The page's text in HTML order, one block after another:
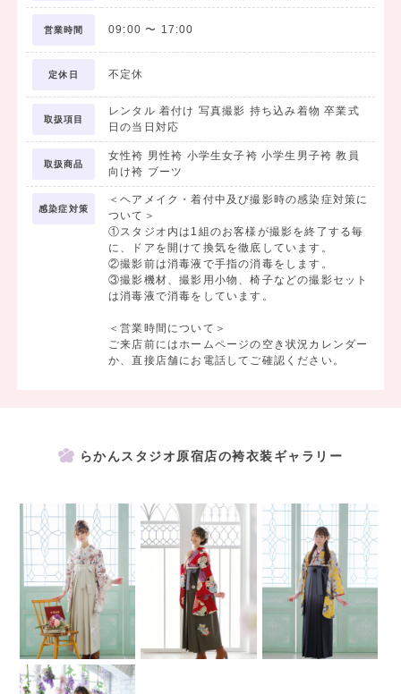
・全日OK！ヘアセット体験（要予約）
■成約特典
※有効期限：2026年8月31日まで
※対象：商品合計30,000円（税込33,000円）以上のご注文より
②期間中に着物＆袴レンタル合計30,000円(税込33,000円)以上ご
着物＆袴レンタル料金より2,000円OFF！
※撮影をしない方は、レンタルご利用料金:20,000円(税込
22,000円)を除く合計金額が
30,000円(税込33,000円)以上の方が対象
※割引クーポンは併用不可
・・・・・・・・・・・・・・・・・・・・・・
＜9/30まで＞①撮影料＋②商品代
中学卒業/高校入学・卒業/大学入学・卒業/先生も大歓迎！
【撮影に含まれるもの】
1. 着物・袴
2. 髪飾り・肌着・足袋
3. 着付・ヘアセット
4. ご家族撮影
5. 平日衣装2着無料！（土日祝日は衣装1着無料）
6. スマホで自由に撮影OK！
営業時間 09:00 〜 17:00
定休日 不定休
取扱項目
レンタル 着付け 写真撮影 持ち込み着物 卒業式
日の当日対応
取扱商品
女性袴 男性袴 小学生女子袴 小学生男子袴 教員
向け袴 ブーツ
感染症対策
＜ヘアメイク・着付中及び撮影時の感染症対策に
ついて＞
①スタジオ内は1組のお客様が撮影を終了する毎
に、ドアを開けて換気を徹底しています。
②撮影前は消毒液で手指の消毒をします。
③撮影機材、撮影用小物、椅子などの撮影セット
は消毒液で消毒をしています。
＜営業時間について＞
ご来店前にはホームページの空き状況カレンダー
か、直接店舗にお電話してご確認ください。
らかんスタジオ原宿店の袴衣装ギャラリー